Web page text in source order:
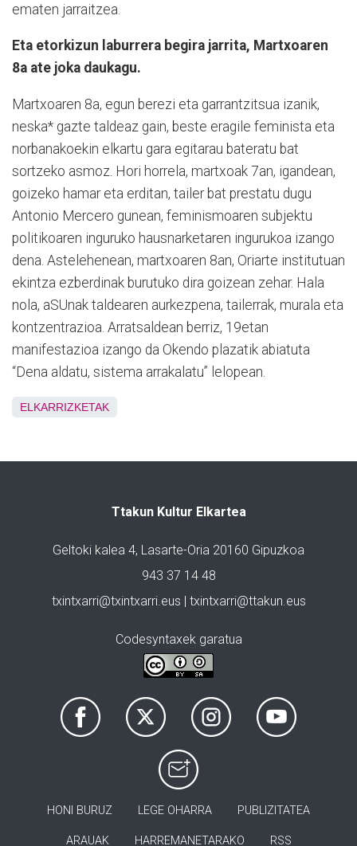
ematen jarraitzea.
Eta etorkizun laburrera begira jarrita, Martxoaren
8a ate joka daukagu.
Martxoaren 8a, egun berezi eta garrantzitsua izanik,
neska* gazte taldeaz gain, beste eragile feminista eta
norbanakoekin elkartu gara egitarau bateratu bat
sortzeko asmoz. Hori horrela, martxoak 7an, igandean,
goizeko hamar eta erditan, tailer bat prestatu dugu
Antonio Mercero gunean, feminismoaren subjektu
politikoaren inguruko hausnarketaren ingurukoa izango
dena. Astelehenean, martxoaren 8an, Oriarte institutuan
ekintza ezberdinak burutuko dira goizean zehar. Hala
nola, aSUnak taldearen aurkezpena, tailerrak, murala eta
kontzentrazioa. Arratsaldean berriz, 19etan
manifestazioa izango da Okendo plazatik abiatuta
“Dena aldatu, sistema arrakalatu” lelopean.
ELKARRIZKETAK
Ttakun Kultur Elkartea
Geltoki kalea 4, Lasarte-Oria 20160 Gipuzkoa
943 37 14 48
txintxarri@txintxarri.eus | txintxarri@ttakun.eus
Codesyntaxek garatua
HONI BURUZ LEGE OHARRA PUBLIZITATEA
ARAUAK HARREMANETARAKO RSS